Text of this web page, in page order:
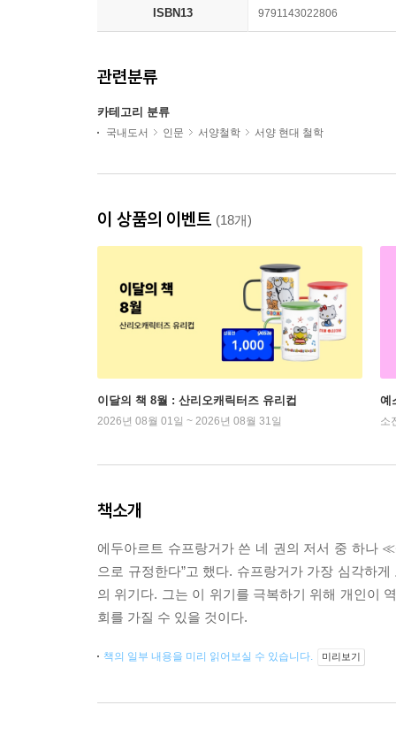
ISBN13 9791143022806
관련분류
카테고리 분류
국내도서 인문 서양철학 서양 현대 철학
이 상품의 이벤트 (18개)
이달의 책 8월 : 산리오캐릭터즈 유리컵
2026년 08월 01일 ~ 2026년 08월 31일
예
소
책소개
에두아르트 슈프랑거가 쓴 네 권의 저서 중 하나
으로 규정한다”고 했다. 슈프랑거가 가장 심각하
의 위기다. 그는 이 위기를 극복하기 위해 개인이
회를 가질 수 있을 것이다.
책의 일부 내용을 미리 읽어보실 수 있습니다. 미리보기